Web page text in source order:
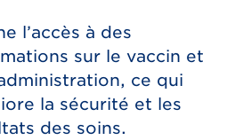
l’accès à des
sur le vaccin et
ce qui
la sécurité et les
des soins.